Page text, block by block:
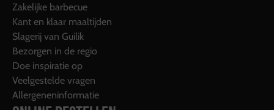
Zakelijke barbecue
Kant en klaar maaltijden
Slagerij van Guilik
Bezorgen in de regio
Doe inspiratie op
Veelgestelde vragen
Allergeneninformatie